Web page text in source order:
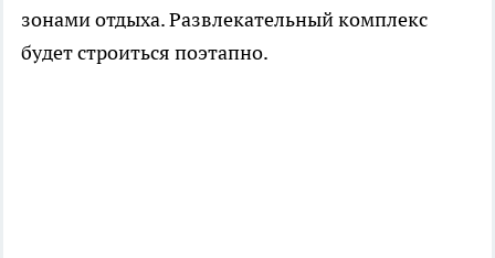
зонами отдыха. Развлекательный комплекс
будет строиться поэтапно.